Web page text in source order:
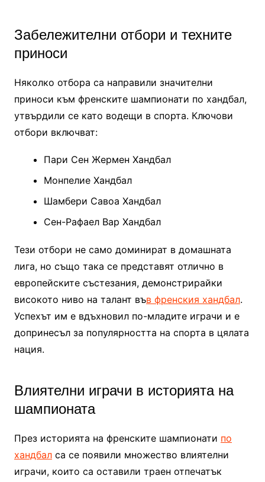
Забележителни отбори и техните
приноси
Няколко отбора са направили значителни
приноси към френските шампионати по хандбал,
утвърдили се като водещи в спорта. Ключови
отбори включват:
Пари Сен Жермен Хандбал
Монпелие Хандбал
Шамбери Савоа Хандбал
Сен-Рафаел Вар Хандбал
Тези отбори не само доминират в домашната
лига, но също така се представят отлично в
европейските състезания, демонстрирайки
високото ниво на талант във френския хандбал.
Успехът им е вдъхновил по-младите играчи и е
допринесъл за популярността на спорта в цялата
нация.
Влиятелни играчи в историята на
шампионата
През историята на френските шампионати по
хандбалса се появили множество влиятелни
играчи, които са оставили траен отпечатък